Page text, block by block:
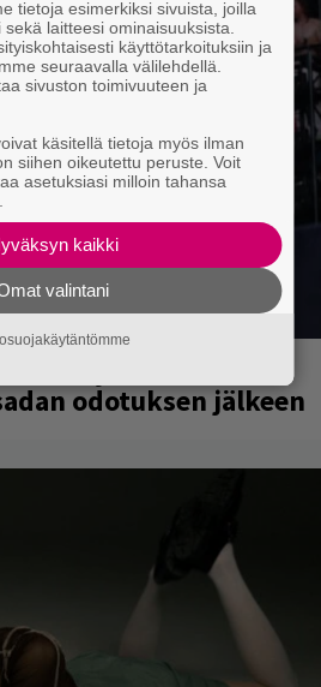
yli
odotuksen jälkeen
tietoja esimerkiksi sivuista, joilla
laitteesi ominaisuuksista.
käyttötarkoituksiin ja
seuraavalla välilehdellä.
sivuston toimivuuteen ja
käsitellä tietoja myös ilman
siihen oikeutettu peruste. Voit
asetuksiasi milloin tahansa
kaikki
valintani